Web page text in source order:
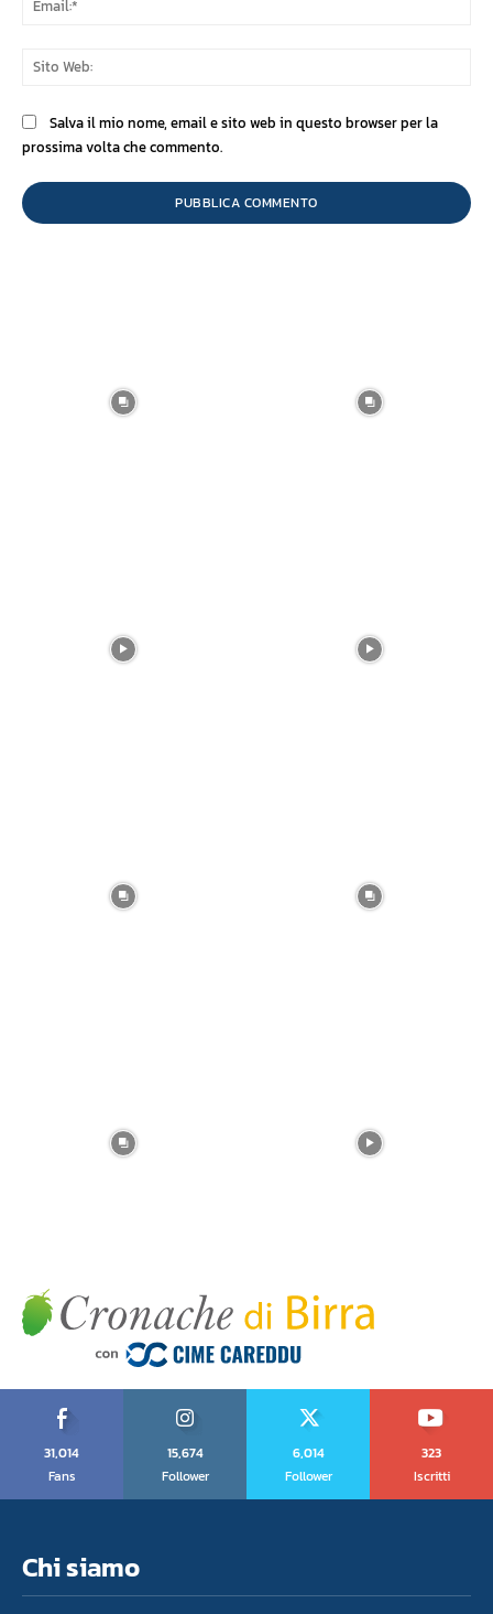
Salva il mio nome, email e sito web in questo browser per la
prossima volta che commento.
31,014
Fans
15,674
Follower
6,014
Follower
323
Iscritti
Chi siamo